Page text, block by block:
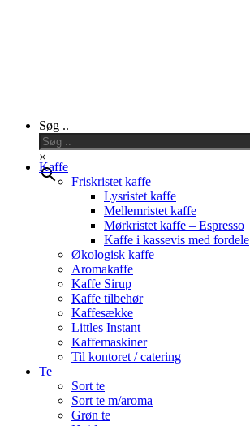
Menu
Søg ..
×
Kaffe
Friskristet kaffe
Lysristet kaffe
Mellemristet kaffe
Mørkristet kaffe – Espresso
Kaffe i kassevis med fordele
Økologisk kaffe
Aromakaffe
Kaffe Sirup
Kaffe tilbehør
Kaffesække
Littles Instant
Kaffemaskiner
Til kontoret / catering
Te
Sort te
Sort te m/aroma
Grøn te